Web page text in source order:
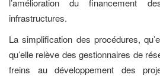
infrastructures.
La simplification des procédures,
qu’elle relève des gestionnaires de
freins au développement des